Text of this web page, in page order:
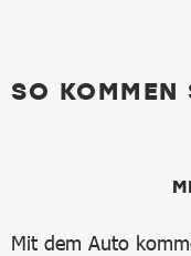
SO KOMMEN
Mit dem Auto